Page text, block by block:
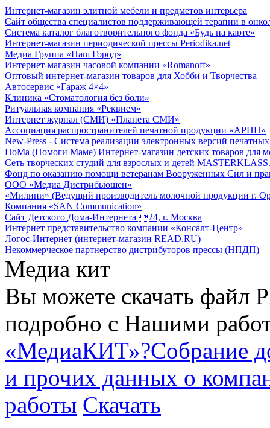
Интернет-магазин элитной мебели и предметов интерьера
Сайт общества специалистов поддерживающей терапии в
Система каталог благотворительного фонда «Будь на карте»
Интернет-магазин периодической прессы Periodika.net
Медиа Группа «Наш Город»
Интернет-магазин часовой компании «Romanoff»
Оптовый интернет-магазин товаров для Хобби и Творчества
Автосервис «Гараж 4×4»
Клиника «Стоматология без боли»
Ритуальная компания «Реквием»
Интернет журнал (СМИ) «Планета СМИ»
Ассоциация распространителей печатной продукции «АРПП»
New-Press - Система реализации электронных версий
ПоМа (Помоги Маме) Интернет-магазин детских товаров для
Сеть творческих студий для взрослых и детей
Фонд по оказанию помощи ветеранам Вооруженных Сил и
ООО «Медиа Дистрибьюшен»
«Милини» (Ведущий производитель молочной продукции г.
Компания «SAN Communication»
Сайт Детского Дома-Интернета 24, г. Москва
Интернет представительство компании «Консалт-Центр»
Логос-Интернет (интернет-магазин READ.RU)
Некоммерческое партнерство дистрибуторов прессы (НПДП)
Медиа кит
Вы можете скачать файл
подробно с Нашими
«МедиаКИТ»?Собрание
и прочих данных о
работы Скачать